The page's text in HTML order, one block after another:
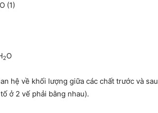
O (1)
2O
hệ về khối lượng giữa các chất trước và sau
ở 2 vế phải bằng nhau).